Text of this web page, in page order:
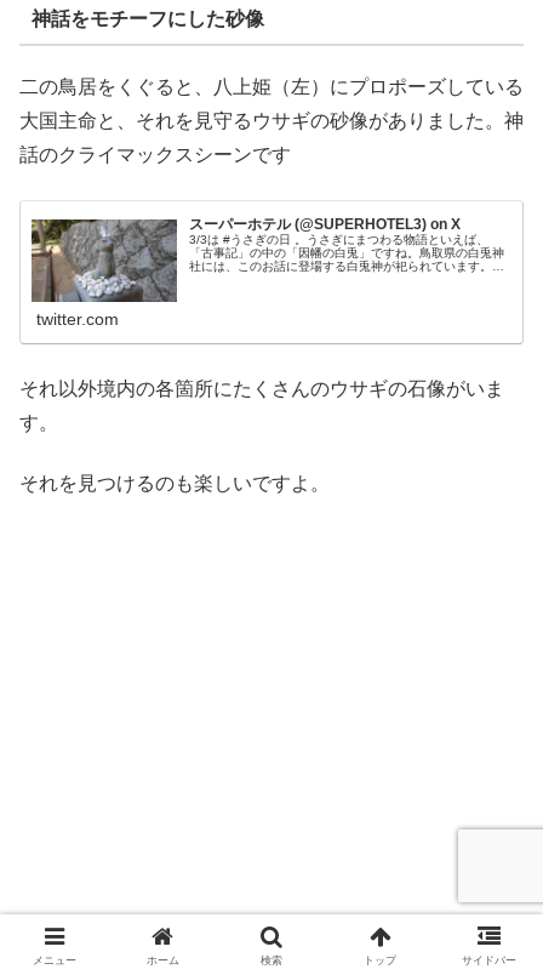
神話をモチーフにした砂像
二の鳥居をくぐると、八上姫（左）にプロポーズしている
大国主命と、それを見守るウサギの砂像がありました。神
話のクライマックスシーンです
スーパーホテル (@SUPERHOTEL3) on X
3/3は #うさぎの日 。うさぎにまつわる物語といえば、
「古事記」の中の「因幡の白兎」ですね。鳥取県の白兎神
社には、このお話に登場する白兎神が祀られています。う
twitter.com
それ以外境内の各箇所にたくさんのウサギの石像がいま
す。
それを見つけるのも楽しいですよ。
メニュー ホーム 検索 トップ サイドバー